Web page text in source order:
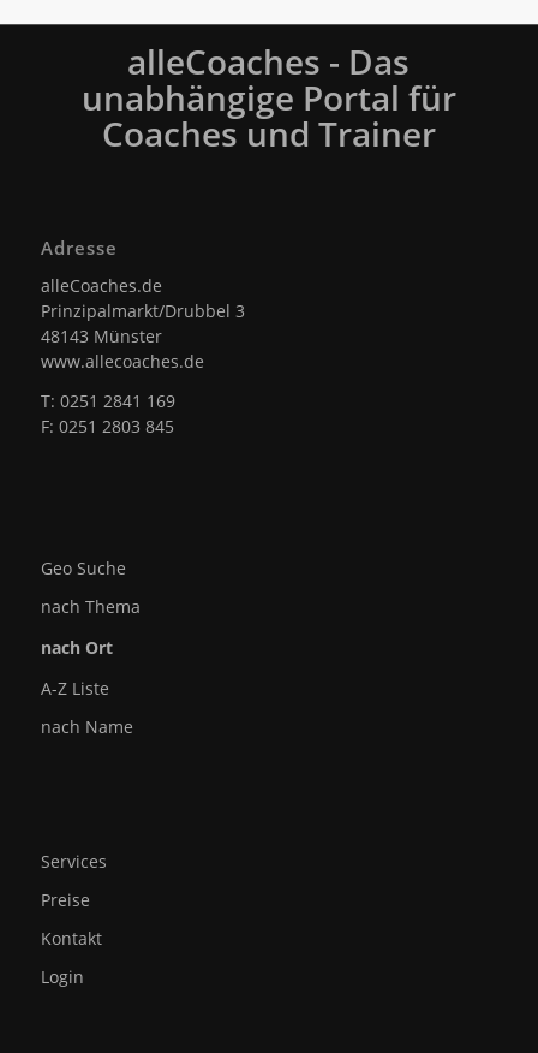
alleCoaches - Das
unabhängige Portal für
Coaches und Trainer
Adresse
alleCoaches.de
Prinzipalmarkt/Drubbel 3
48143 Münster
www.allecoaches.de
T: 0251 2841 169
F: 0251 2803 845
Geo Suche
nach Thema
nach Ort
A-Z Liste
nach Name
Services
Preise
Kontakt
Login